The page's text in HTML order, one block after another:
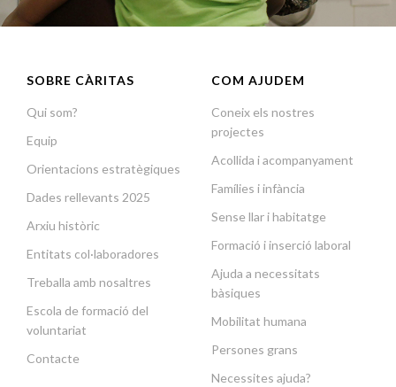
SOBRE CÀRITAS
Qui som?
Equip
Orientacions estratègiques
Dades rellevants 2025
Arxiu històric
Entitats col·laboradores
Treballa amb nosaltres
Escola de formació del
voluntariat
Contacte
COM AJUDEM
Coneix els nostres
projectes
Acollida i acompanyament
Famílies i infància
Sense llar i habitatge
Formació i inserció laboral
Ajuda a necessitats
bàsiques
Mobilitat humana
Persones grans
Necessites ajuda?